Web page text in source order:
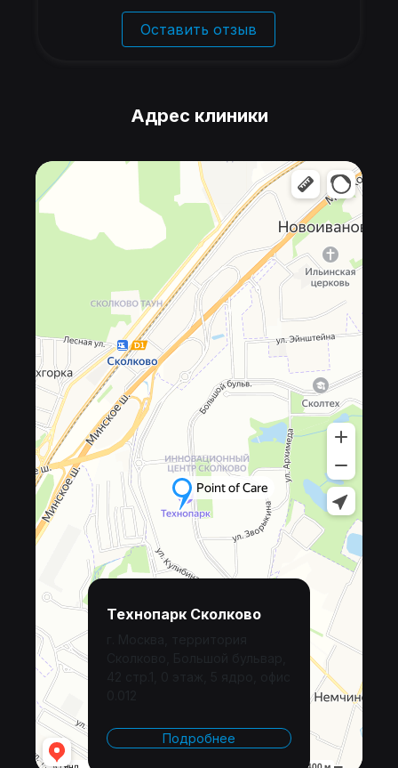
Оставить отзыв
Адрес клиники
Технопарк Сколково
Подробнее